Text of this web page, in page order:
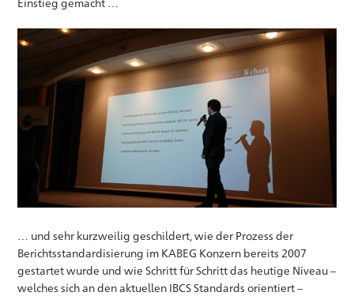
Einstieg gemacht …
… und sehr kurzweilig geschildert, wie der Prozess der
Berichtsstandardisierung im KABEG Konzern bereits 2007
gestartet wurde und wie Schritt für Schritt das heutige Niveau –
welches sich an den aktuellen IBCS Standards orientiert –